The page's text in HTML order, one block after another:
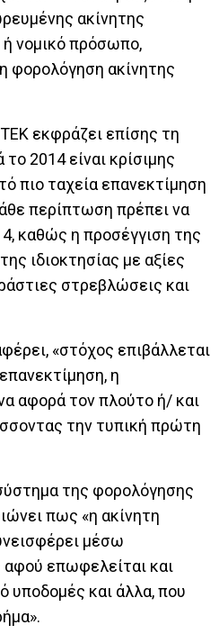
ακίνητης
ή νομικό πρόσωπο,
φορολόγηση ακίνητης
εκφράζει επίσης τη
2014 είναι κρίσιμης
πιο ταχεία επανεκτίμηση
περίπτωση πρέπει να
καθώς η προσέγγιση της
ιδιοκτησίας με αξίες
στρεβλώσεις και
«στόχος επιβάλλεται
η
αφορά τον πλούτο ή/ και
την τυπική πρώτη
της φορολόγησης
πως «η ακίνητη
μέσω
επωφελείται και
υποδομές και άλλα, που